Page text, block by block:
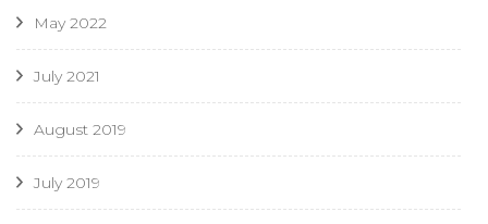
May 2022
July 2021
August 2019
July 2019